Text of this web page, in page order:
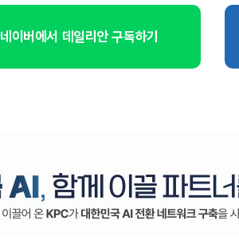
네이버에서 데일리안 구독하기